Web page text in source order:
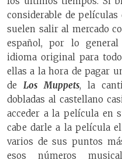
considerable de
suelen salir al mercado
español, por lo
idioma original para
ellas a la hora de pagar
de Los Muppets, la
dobladas al castellano
acceder a la película en
cabe darle a la película
varios de sus puntos
esos números